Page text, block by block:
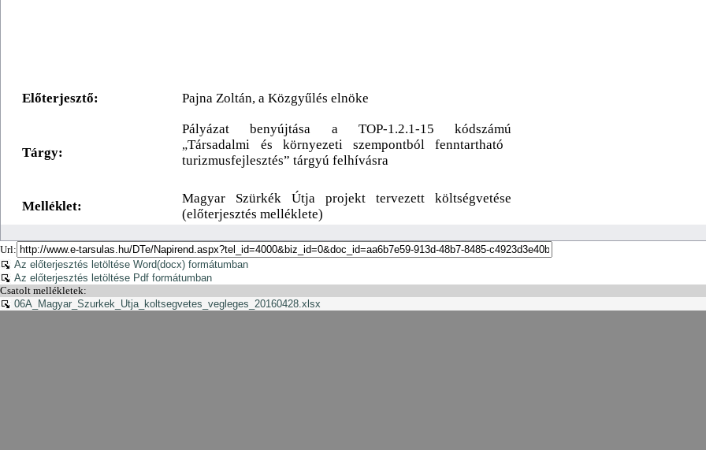
Url:
Az előterjesztés letöltése Word(docx) formátumban
Az előterjesztés letöltése Pdf formátumban
Csatolt mellékletek:
06A_Magyar_Szurkek_Utja_koltsegvetes_vegleges_20160428.xlsx